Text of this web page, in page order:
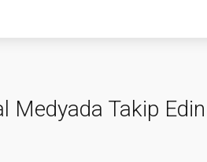
Medyada Takip Edin